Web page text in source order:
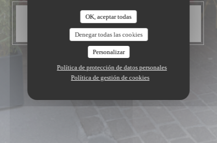
páginas del sitio.
OK, aceptar todas
Denegar todas las cookies
Personalizar
Política de protección de datos personales
Política de gestión de cookies
HORARIO DE APERTURA
Abierto hoy de las 19:00 hasta las 22:00